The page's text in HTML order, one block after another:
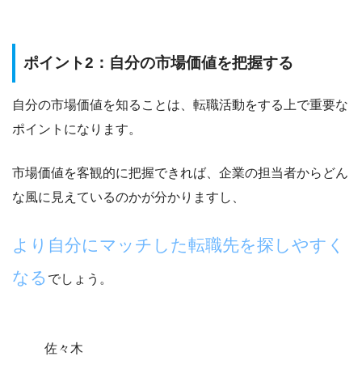
ポイント2：自分の市場価値を把握する
自分の市場価値を知ることは、転職活動をする上で重要な
ポイントになります。
市場価値を客観的に把握できれば、 企業の担当者からどん
な風に見えているのかが分かります し、
より自分にマッチした転職先を探しやすく
なる でしょう。
佐々木